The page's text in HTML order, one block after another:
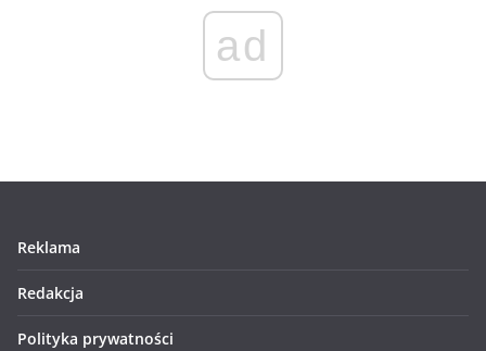
ad
Reklama
Redakcja
Polityka prywatności